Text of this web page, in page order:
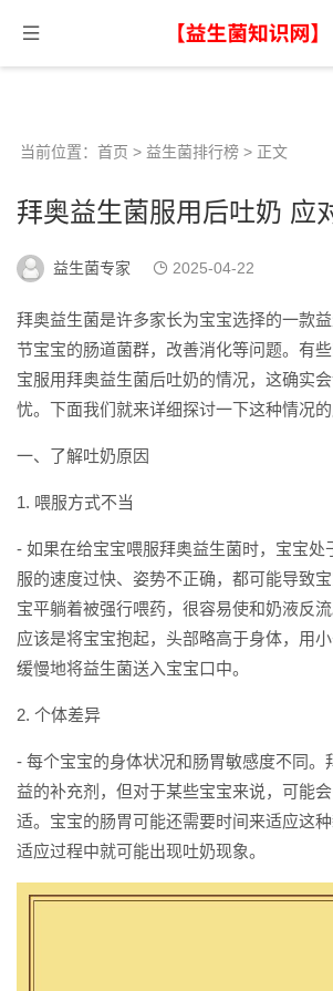
当前位置： 首页 > 益生菌排行榜 > 正文
拜奥益生菌服用后吐奶 应
益生菌专家 2025-04-22
拜奥益生菌是许多家长为宝宝选择的一款
节宝宝的肠道菌群，改善消化等问题。有
宝服用拜奥益生菌后吐奶的情况，这确实
忧。下面我们就来详细探讨一下这种情况的
一、了解吐奶原因
1. 喂服方式不当
- 如果在给宝宝喂服拜奥益生菌时，宝宝处
服的速度过快、姿势不正确，都可能导致
宝平躺着被强行喂药，很容易使和奶液反
应该是将宝宝抱起，头部略高于身体，用
缓慢地将益生菌送入宝宝口中。
2. 个体差异
- 每个宝宝的身体状况和肠胃敏感度不同。
益的补充剂，但对于某些宝宝来说，可能
适。宝宝的肠胃可能还需要时间来适应这
适应过程中就可能出现吐奶现象。